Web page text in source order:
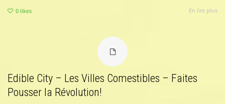
0 likes En lire plus
Edible City – Les Villes Comestibles – Faites
Pousser la Révolution!